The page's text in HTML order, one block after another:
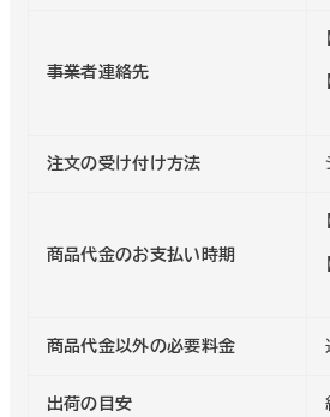
事業者連絡先
注文の受け付け方法
商品代金のお支払い時期
商品代金以外の必要料金
出荷の目安